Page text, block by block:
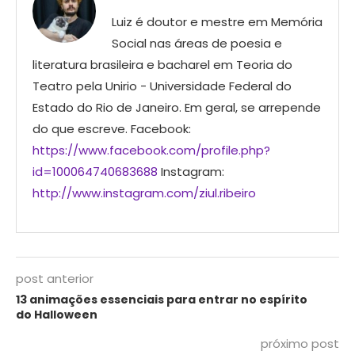
Luiz é doutor e mestre em Memória
Social nas áreas de poesia e
literatura brasileira e bacharel em Teoria do
Teatro pela Unirio - Universidade Federal do
Estado do Rio de Janeiro. Em geral, se arrepende
do que escreve. Facebook:
https://www.facebook.com/profile.php?
id=100064740683688 Instagram:
http://www.instagram.com/ziul.ribeiro
post anterior
13 animações essenciais para entrar no espírito
do Halloween
próximo post